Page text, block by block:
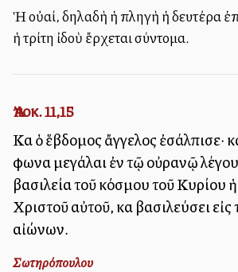
Ἡ οὐαί, δηλαδὴ ἡ πληγὴ ἡ δευτέρα
ἡ τρίτη ἰδοὺ ἔρχεται σύντομα.
Ἀποκ. 11,15
Καὶ ὁ ἕβδομος ἄγγελος ἐσάλπισε·
φωναὶ μεγάλαι ἐν τῷ οὐρανῷ
βασιλεία τοῦ κόσμου τοῦ Κυρίου
Χριστοῦ αὐτοῦ, καὶ βασιλεύσει
αἰώνων.
Σωτηρόπουλου